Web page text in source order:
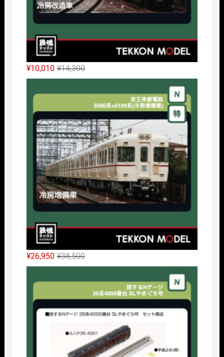
¥14,300元
の
価
¥14,300
で
し
た。
¥10,010
現
在
の
は
¥10,010
で
す。
¥38,500元
の
価
¥38,500
し
た。
¥26,950
現
在
の
は
で
す。